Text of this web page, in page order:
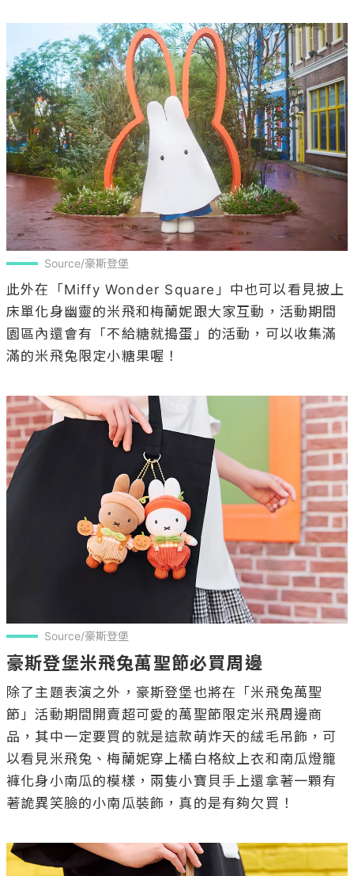
Source/豪斯登堡
此外在「Miffy Wonder Square」中也可以看見披上
床單化身幽靈的米飛和梅蘭妮跟大家互動，活動期間
園區內還會有「不給糖就搗蛋」的活動，可以收集滿
滿的米飛兔限定小糖果喔！
Source/豪斯登堡
豪斯登堡米飛兔萬聖節必買周邊
除了主題表演之外，豪斯登堡也將在「米飛兔萬聖
節」活動期間開賣超可愛的萬聖節限定米飛周邊商
品，其中一定要買的就是這款萌炸天的絨毛吊飾，可
以看見米飛兔、梅蘭妮穿上橘白格紋上衣和南瓜燈籠
褲化身小南瓜的模樣，兩隻小寶貝手上還拿著一顆有
著詭異笑臉的小南瓜裝飾，真的是有夠欠買！